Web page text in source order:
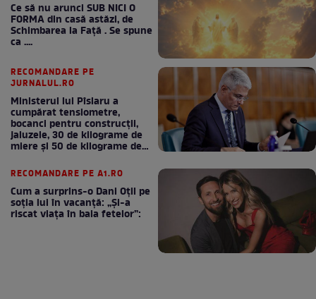
Ce să nu arunci SUB NICI O
FORMA din casă astăzi, de
Schimbarea la Față . Se spune
ca ....
RECOMANDARE PE
JURNALUL.RO
Ministerul lui Pîslaru a
cumpărat tensiometre,
bocanci pentru construcții,
jaluzele, 30 de kilograme de
miere și 50 de kilograme de
RECOMANDARE PE A1.RO
Cum a surprins-o Dani Oțil pe
soția lui în vacanță: „Și-a
riscat viața în baia fetelor”: